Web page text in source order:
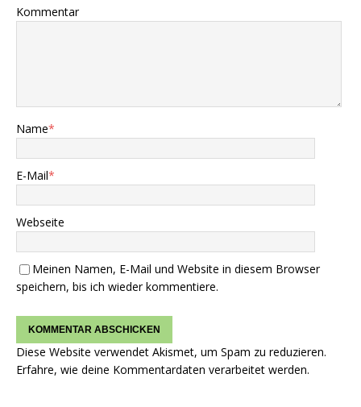
Kommentar
Name*
E-Mail*
Webseite
Meinen Namen, E-Mail und Website in diesem Browser
speichern, bis ich wieder kommentiere.
Diese Website verwendet Akismet, um Spam zu reduzieren.
Erfahre, wie deine Kommentardaten verarbeitet werden.